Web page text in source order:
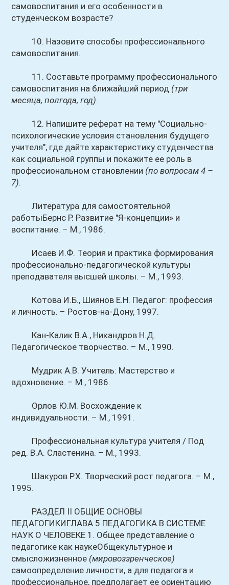
самовоспитания и его особенности в
студенческом возрасте?
10. Назовите способы профессионального
самовоспитания.
11. Составьте программу профессионального
самовоспитания на ближайший период (три
месяца, полгода, год).
12. Напишите реферат на тему "Социально-
психологические условия становления будущего
учителя", где дайте характеристику студенчества
как социальной группы и покажите ее роль в
профессиональном становлении (по вопросам 4 –
7).
Литература для самостоятельной
работыБернс Р. Развитие "Я-концепции» и
воспитание. – М., 1986.
Исаев И.Ф. Теория и практика формирования
профессионально-педагогической культуры
преподавателя высшей школы. – М., 1993.
Котова И.Б., Шиянов Е.Н. Педагог: профессия
и личность. – Ростов-на-Дону, 1997.
Кан-Калик В.А., Никандров Н.Д.
Педагогическое творчество. – М., 1990.
Мудрик А.В. Учитель: Мастерство и
вдохновение. – М., 1986.
Орлов Ю.М. Восхождение к
индивидуальности. – М., 1991.
Профессиональная культура учителя / Под
ред. В.А. Сластенина. – М., 1993.
Шакуров Р.Х. Творческий рост педагога. – М.,
1995.
РАЗДЕЛ II ОБЩИЕ ОСНОВЫ
ПЕДАГОГИКИГЛАВА 5 ПЕДАГОГИКА В СИСТЕМЕ
НАУК О ЧЕЛОВЕКЕ 1. Общее представление о
педагогике как наукеОбщекультурное и
смысложизненное (мировоззренческое)
самоопределение личности, а для педагога и
профессиональное, предполагает ее ориентацию